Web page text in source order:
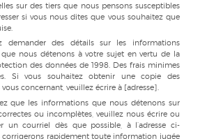
sur des tiers que nous pensons susceptibles
si vous nous dites que vous souhaitez que
demander des détails sur les informations
que nous détenons à votre sujet en vertu de la
des données de 1998. Des frais minimes
Si vous souhaitez obtenir une copie des
concernant, veuillez écrire à [adresse].
que les informations que nous détenons sur
ou incomplètes, veuillez nous écrire ou
un courriel dès que possible, à l’adresse ci-
corrigerons rapidement toute information jugée